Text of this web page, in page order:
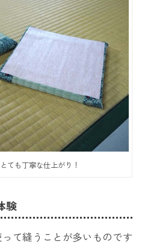
ても丁寧な仕上がり！
験
て縫うことが多いものです